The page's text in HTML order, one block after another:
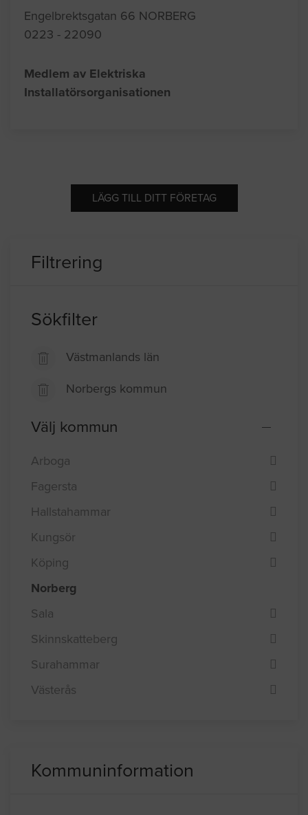
Engelbrektsgatan 66 NORBERG
0223 - 22090
Medlem av Elektriska
Installatörsorganisationen
LÄGG TILL DITT FÖRETAG
Filtrering
Sökfilter
Västmanlands län
Norbergs kommun
Välj kommun
Arboga
Fagersta
Hallstahammar
Kungsör
Köping
Norberg
Sala
Skinnskatteberg
Surahammar
Västerås
Kommuninformation